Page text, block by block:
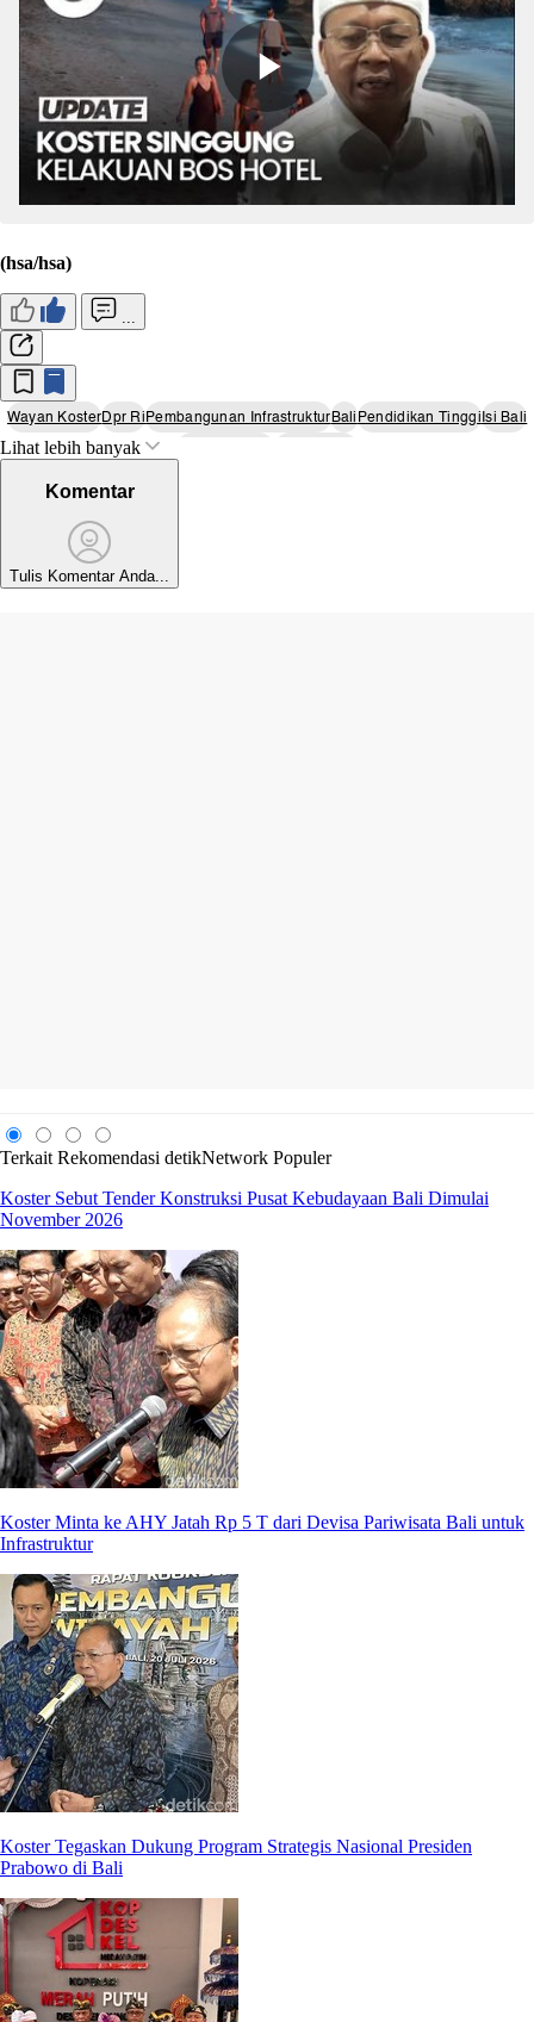
(hsa/hsa)
Wayan KosterDpr RiPembangunan InfrastrukturBaliPendidikan TinggiIsi Bali
Lihat lebih banyak
Komentar
Tulis Komentar Anda...
Terkait Rekomendasi detikNetwork Populer
Koster Sebut Tender Konstruksi Pusat Kebudayaan Bali Dimulai
November 2026
Koster Minta ke AHY Jatah Rp 5 T dari Devisa Pariwisata Bali untuk
Infrastruktur
Koster Tegaskan Dukung Program Strategis Nasional Presiden
Prabowo di Bali